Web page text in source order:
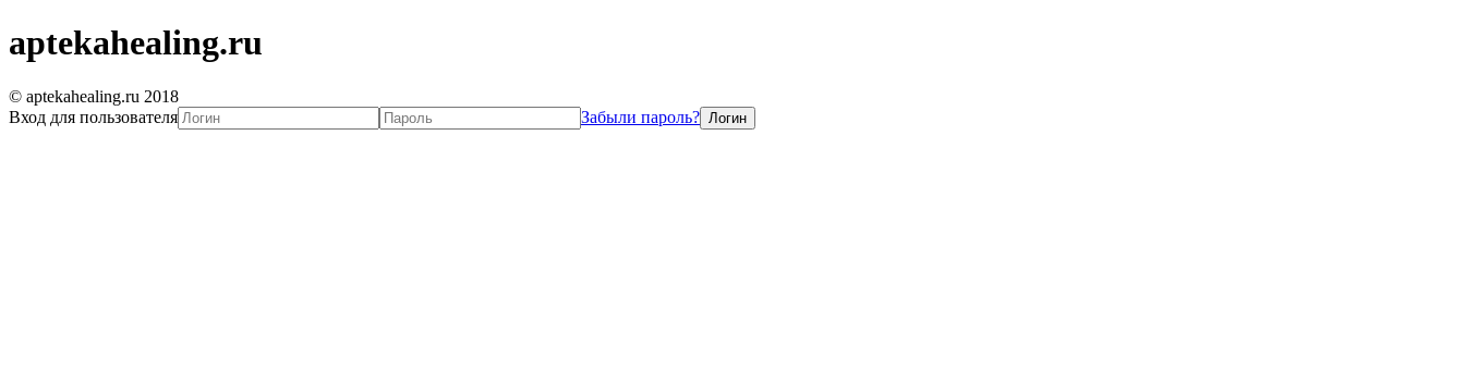
aptekahealing.ru
© aptekahealing.ru 2018
Вход для пользователя
Забыли пароль?